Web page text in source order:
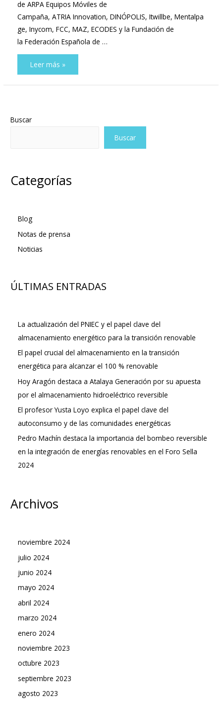
de ARPA Equipos Móviles de
Campaña, ATRIA Innovation, DINÓPOLIS, Itwillbe, Mentalpa
ge, Inycom, FCC, MAZ, ECODES y la Fundación de
la Federación Española de …
ATALAYA
y
la
Jornada
Leer más »
Buscar
Buscar
Categorías
Blog
Notas de prensa
Noticias
ÚLTIMAS ENTRADAS
La actualización del PNIEC y el papel clave del
almacenamiento energético para la transición renovable
El papel crucial del almacenamiento en la transición
energética para alcanzar el 100 % renovable
Hoy Aragón destaca a Atalaya Generación por su apuesta
por el almacenamiento hidroeléctrico reversible
El profesor Yusta Loyo explica el papel clave del
autoconsumo y de las comunidades energéticas
Pedro Machín destaca la importancia del bombeo reversible
en la integración de energías renovables en el Foro Sella
2024
Archivos
noviembre 2024
julio 2024
junio 2024
mayo 2024
abril 2024
marzo 2024
enero 2024
noviembre 2023
octubre 2023
septiembre 2023
agosto 2023